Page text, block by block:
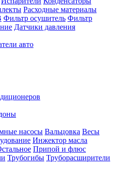
Расходные материалы
Фильтр осушитель Фильтр
Датчики давления
авто
насосы Вальцовка Весы
Инжектор масла
Припой и флюс
Трубогибы Труборасширители